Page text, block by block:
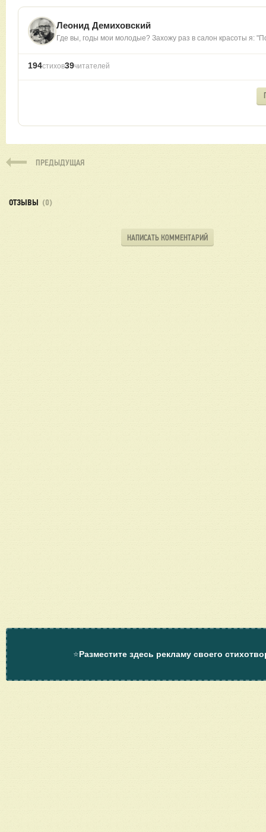
Леонид Демиховский
Где вы, годы мои молодые? Захожу раз в салон красоты я:
194стихов39читателей
ПРЕДЫДУЩАЯ
ОТЗЫВЫ (0)
НАПИСАТЬ КОММЕНТАРИЙ
⭐Разместите здесь рекламу своего